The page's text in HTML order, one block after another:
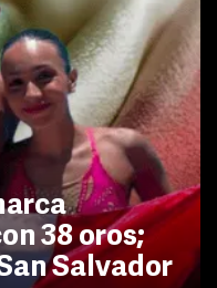
38 oros;
Salvador